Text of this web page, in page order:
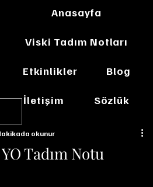
Anasayfa
Viski Tadım Notları
Etkinlikler Blog
İletişim Sözlük
Tadım Notu
okunur